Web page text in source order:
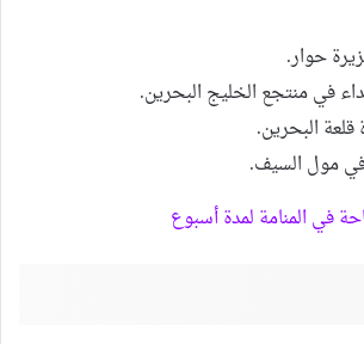
حوار.
في منتجع الخليج البحرين.
قلعة البحرين.
مول السيف.
في المنامة لمدة أسبوع